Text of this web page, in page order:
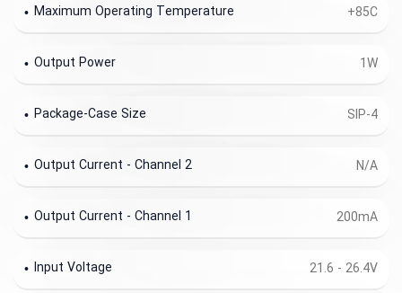
+85C
Maximum Operating Temperature
1W
Output Power
SIP-4
Package-Case Size
N/A
Output Current - Channel 2
200mA
Output Current - Channel 1
21.6 - 26.4V
Input Voltage